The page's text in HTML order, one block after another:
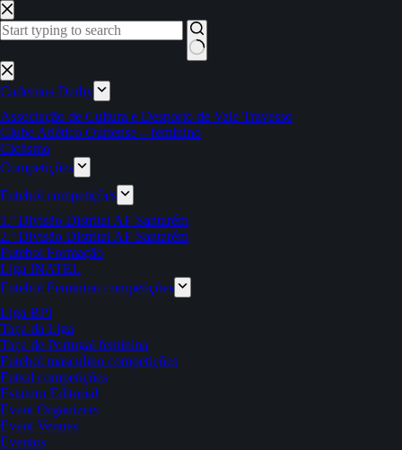
Pular
para
o
Sem
resultados
Cadernos Derby
Associação de Cultura e Desporto de Vale Travesso
Clube Atlético Ouriense – feminino
Ciclismo
Competições
Futebol competições
1.ª Divisão Distrital AF Santarém
2.ª Divisão Distrital AF Santarém
Futebol Formação
Liga INATEL
Futebol Feminino competições
Liga BPI
Taça da Liga
Taça de Portugal feminina
Futebol masculino competições
Futsal competições
Estatuto Editorial
Event Organizers
Event Venues
Eventos